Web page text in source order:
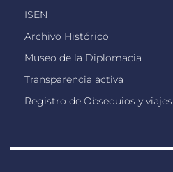
ISEN
Archivo Histórico
Museo de la Diplomacia
Transparencia activa
Registro de Obsequios y viajes